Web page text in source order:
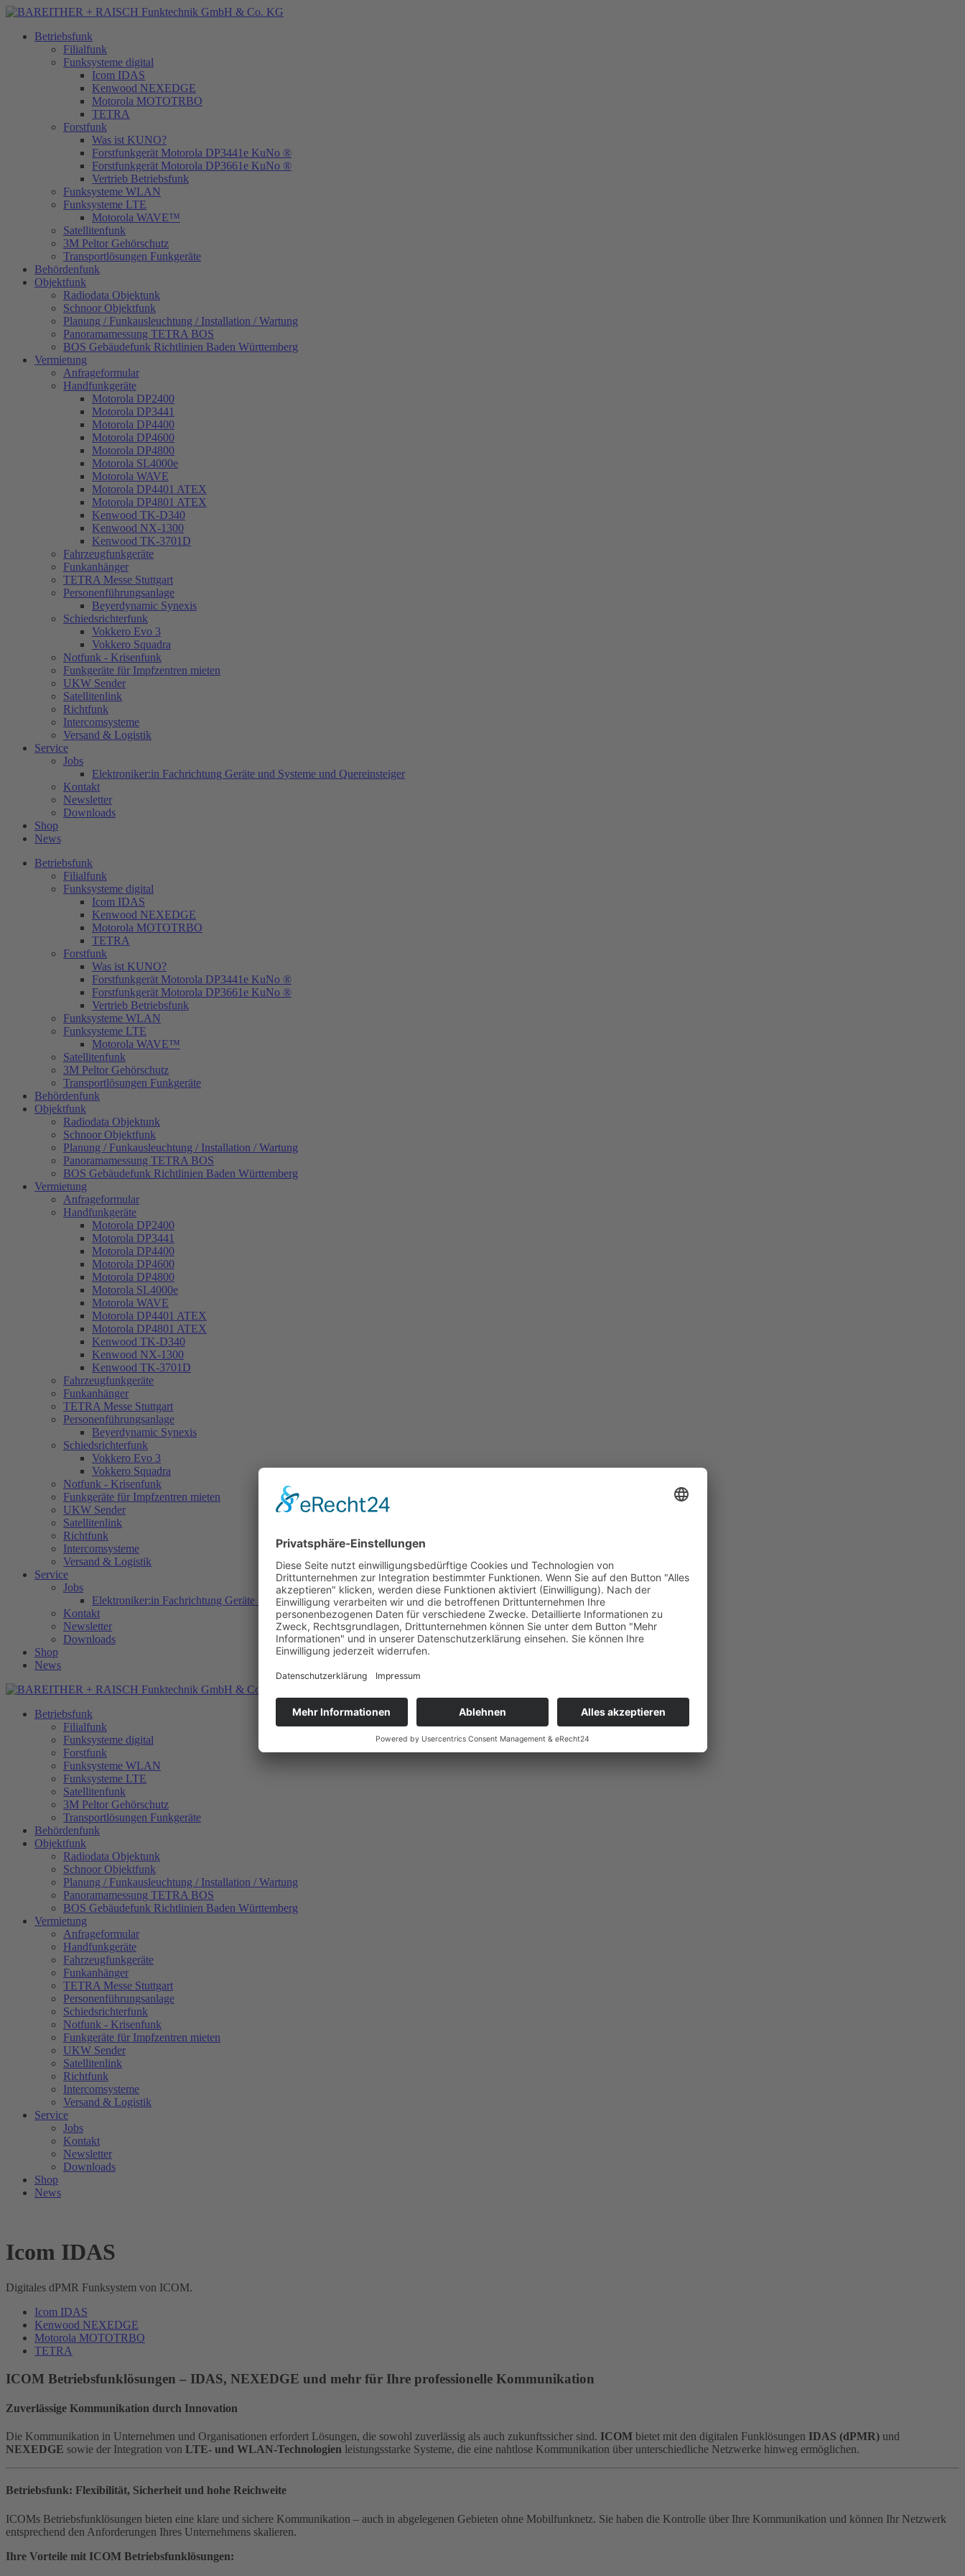
Betriebsfunk
Filialfunk
Funksysteme digital
Icom IDAS
Kenwood NEXEDGE
Motorola MOTOTRBO
TETRA
Forstfunk
Was ist KUNO?
Forstfunkgerät Motorola DP3441e KuNo ®
Forstfunkgerät Motorola DP3661e KuNo ®
Vertrieb Betriebsfunk
Funksysteme WLAN
Funksysteme LTE
Motorola WAVE™
Satellitenfunk
3M Peltor Gehörschutz
Transportlösungen Funkgeräte
Behördenfunk
Objektfunk
Radiodata Objektunk
Schnoor Objektfunk
Planung / Funkausleuchtung / Installation / Wartung
Panoramamessung TETRA BOS
BOS Gebäudefunk Richtlinien Baden Württemberg
Vermietung
Anfrageformular
Handfunkgeräte
Motorola DP2400
Motorola DP3441
Motorola DP4400
Motorola DP4600
Motorola DP4800
Motorola SL4000e
Motorola WAVE
Motorola DP4401 ATEX
Motorola DP4801 ATEX
Kenwood TK-D340
Kenwood NX-1300
Kenwood TK-3701D
Fahrzeugfunkgeräte
Funkanhänger
TETRA Messe Stuttgart
Personenführungsanlage
Beyerdynamic Synexis
Schiedsrichterfunk
Vokkero Evo 3
Vokkero Squadra
Notfunk - Krisenfunk
Funkgeräte für Impfzentren mieten
UKW Sender
Satellitenlink
Richtfunk
Intercomsysteme
Versand & Logistik
Service
Jobs
Elektroniker:in Fachrichtung Geräte und Systeme und Quereinsteiger
Kontakt
Newsletter
Downloads
Shop
News
Betriebsfunk
Filialfunk
Funksysteme digital
Icom IDAS
Kenwood NEXEDGE
Motorola MOTOTRBO
TETRA
Forstfunk
Was ist KUNO?
Forstfunkgerät Motorola DP3441e KuNo ®
Forstfunkgerät Motorola DP3661e KuNo ®
Vertrieb Betriebsfunk
Funksysteme WLAN
Funksysteme LTE
Motorola WAVE™
Satellitenfunk
3M Peltor Gehörschutz
Transportlösungen Funkgeräte
Behördenfunk
Objektfunk
Radiodata Objektunk
Schnoor Objektfunk
Planung / Funkausleuchtung / Installation / Wartung
Panoramamessung TETRA BOS
BOS Gebäudefunk Richtlinien Baden Württemberg
Vermietung
Anfrageformular
Handfunkgeräte
Motorola DP2400
Motorola DP3441
Motorola DP4400
Motorola DP4600
Motorola DP4800
Motorola SL4000e
Motorola WAVE
Motorola DP4401 ATEX
Motorola DP4801 ATEX
Kenwood TK-D340
Kenwood NX-1300
Kenwood TK-3701D
Fahrzeugfunkgeräte
Funkanhänger
TETRA Messe Stuttgart
Personenführungsanlage
Beyerdynamic Synexis
Schiedsrichterfunk
Vokkero Evo 3
Vokkero Squadra
Notfunk - Krisenfunk
Funkgeräte für Impfzentren mieten
UKW Sender
Satellitenlink
Richtfunk
Intercomsysteme
Versand & Logistik
Service
Jobs
Elektroniker:in Fachrichtung Geräte und Systeme und Quereinsteiger
Kontakt
Newsletter
Downloads
Shop
News
Betriebsfunk
Filialfunk
Funksysteme digital
Forstfunk
Funksysteme WLAN
Funksysteme LTE
Satellitenfunk
3M Peltor Gehörschutz
Transportlösungen Funkgeräte
Behördenfunk
Objektfunk
Radiodata Objektunk
Schnoor Objektfunk
Planung / Funkausleuchtung / Installation / Wartung
Panoramamessung TETRA BOS
BOS Gebäudefunk Richtlinien Baden Württemberg
Vermietung
Anfrageformular
Handfunkgeräte
Fahrzeugfunkgeräte
Funkanhänger
TETRA Messe Stuttgart
Personenführungsanlage
Schiedsrichterfunk
Notfunk - Krisenfunk
Funkgeräte für Impfzentren mieten
UKW Sender
Satellitenlink
Richtfunk
Intercomsysteme
Versand & Logistik
Service
Jobs
Kontakt
Newsletter
Downloads
Shop
News
Icom IDAS
Digitales dPMR Funksystem von ICOM.
Icom IDAS
Kenwood NEXEDGE
Motorola MOTOTRBO
TETRA
ICOM Betriebsfunklösungen – IDAS, NEXEDGE und mehr für Ihre professionelle Kommunikation
Zuverlässige Kommunikation durch Innovation
Die Kommunikation in Unternehmen und Organisationen erfordert Lösungen, die sowohl zuverlässig als auch zukunftssicher sind. ICOM bietet mit den digitalen Funklösungen IDAS (dPMR) und
NEXEDGE sowie der Integration von LTE- und WLAN-Technologien leistungsstarke Systeme, die eine nahtlose Kommunikation über unterschiedliche Netzwerke hinweg ermöglichen.
Betriebsfunk: Flexibilität, Sicherheit und hohe Reichweite
ICOMs Betriebsfunklösungen bieten eine klare und sichere Kommunikation – auch in abgelegenen Gebieten ohne Mobilfunknetz. Sie haben die Kontrolle über Ihre Kommunikation und können Ihr Netzwerk
entsprechend den Anforderungen Ihres Unternehmens skalieren.
Ihre Vorteile mit ICOM Betriebsfunklösungen: